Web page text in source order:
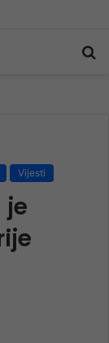
Vijesti
je